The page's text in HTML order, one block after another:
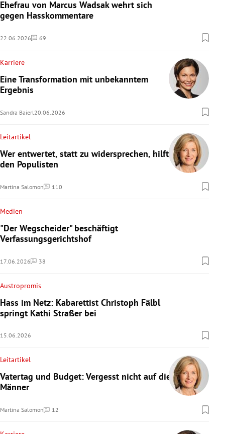
Ehefrau von Marcus Wadsak wehrt sich
gegen Hasskommentare
22.06.2026 69
Kommentare
Karriere
Eine Transformation mit unbekanntem
Ergebnis
Sandra Baierl 20.06.2026
Leitartikel
Wer entwertet, statt zu widersprechen, hilft
den Populisten
Martina Salomon 110
Kommentare
Medien
"Der Wegscheider" beschäftigt
Verfassungsgerichtshof
17.06.2026 38
Kommentare
Austropromis
Hass im Netz: Kabarettist Christoph Fälbl
springt Kathi Straßer bei
15.06.2026
Leitartikel
Vatertag und Budget: Vergesst nicht auf die
Männer
Martina Salomon 12
Kommentare